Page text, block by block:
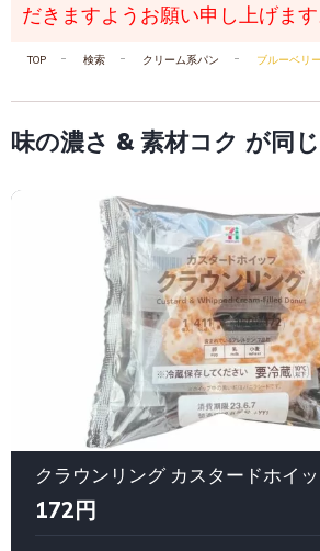
だきますようお願い申し上げます
TOP 検索 クリーム系パン ブルーベリ
味の濃さ & 素材コク が同
172円